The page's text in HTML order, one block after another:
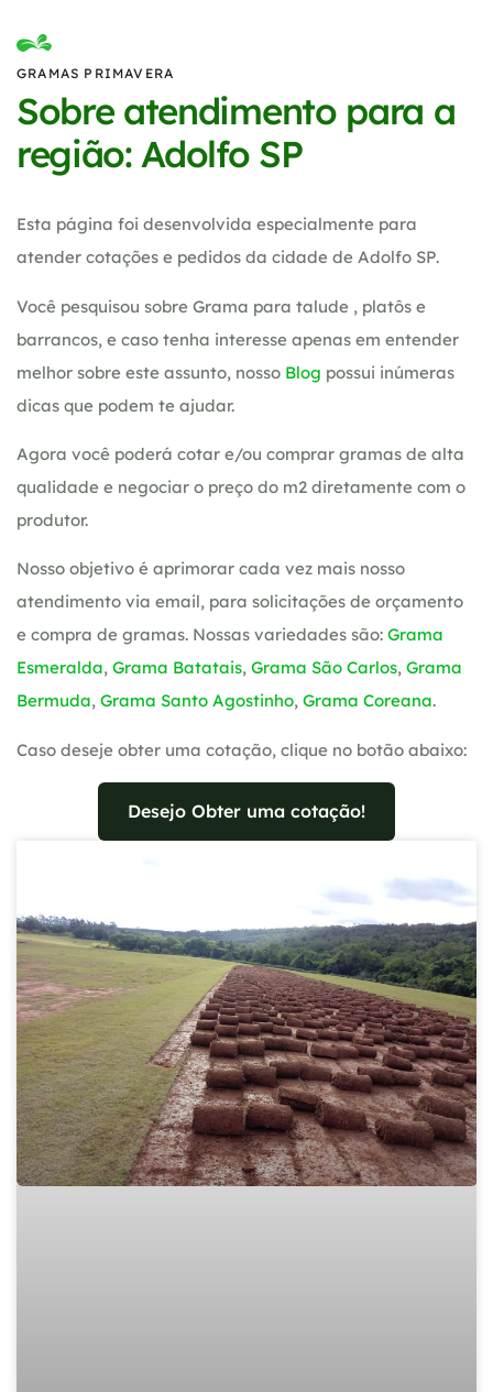
GRAMAS PRIMAVERA
Sobre atendimento para a
região: Adolfo SP
Esta página foi desenvolvida especialmente para
atender cotações e pedidos da cidade de Adolfo SP.
Você pesquisou sobre Grama para talude , platôs e
barrancos, e caso tenha interesse apenas em entender
melhor sobre este assunto, nosso Blog possui inúmeras
dicas que podem te ajudar.
Agora você poderá cotar e/ou comprar gramas de alta
qualidade e negociar o preço do m2 diretamente com o
produtor.
Nosso objetivo é aprimorar cada vez mais nosso
atendimento via email, para solicitações de orçamento
e compra de gramas. Nossas variedades são: Grama
Esmeralda, Grama Batatais, Grama São Carlos, Grama
Bermuda, Grama Santo Agostinho, Grama Coreana.
Caso deseje obter uma cotação, clique no botão abaixo:
Desejo Obter uma cotação!